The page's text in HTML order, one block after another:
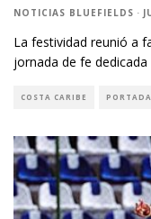
NOTICIAS BLUEFIELDS ·
La festividad reunió a
jornada de fe
COSTA CARIBE PORTADA